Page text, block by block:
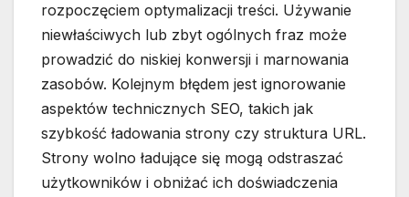
rozpoczęciem optymalizacji treści. Używanie
niewłaściwych lub zbyt ogólnych fraz może
prowadzić do niskiej konwersji i marnowania
zasobów. Kolejnym błędem jest ignorowanie
aspektów technicznych SEO, takich jak
szybkość ładowania strony czy struktura URL.
Strony wolno ładujące się mogą odstraszać
użytkowników i obniżać ich doświadczenia